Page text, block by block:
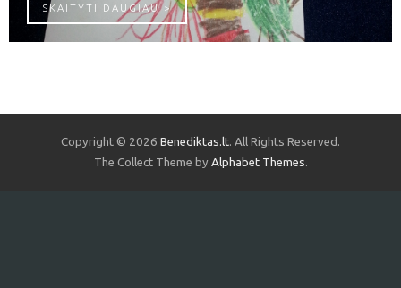
SKAITYTI DAUGIAU >VERBA
Copyright © 2026 Benediktas.lt. All Rights Reserved.
The Collect Theme by Alphabet Themes.